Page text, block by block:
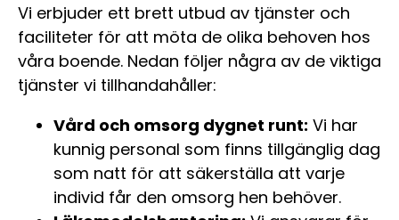
Vi erbjuder ett brett utbud av tjänster och
faciliteter för att möta de olika behoven hos
våra boende. Nedan följer några av de viktiga
tjänster vi tillhandahåller:
Vård och omsorg dygnet runt: Vi har
kunnig personal som finns tillgänglig dag
som natt för att säkerställa att varje
individ får den omsorg hen behöver.